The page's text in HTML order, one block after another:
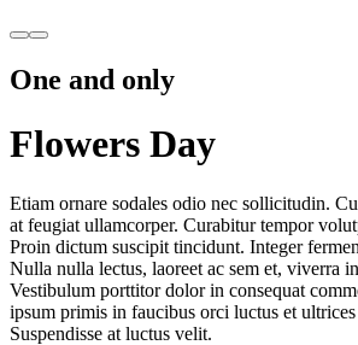
MerHuvudmeny
One and only
Flowers Day
work2
Etiam ornare sodales odio nec sollicitudin.
at feugiat ullamcorper. Curabitur tempor
Proin dictum suscipit tincidunt. Integer
Nulla nulla lectus, laoreet ac sem et, viverra
Vestibulum porttitor dolor in consequat
ipsum primis in faucibus orci luctus et
Suspendisse at luctus velit.